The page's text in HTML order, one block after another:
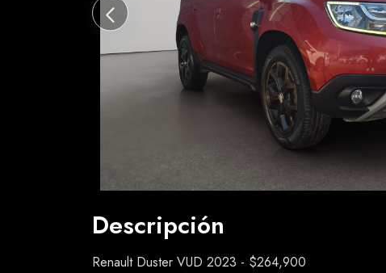
Descripción
Renault Duster VUD 2023 - $264,900